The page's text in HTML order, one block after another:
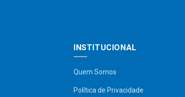
INSTITUCIONAL
Quem Somos
Política de Privacidade